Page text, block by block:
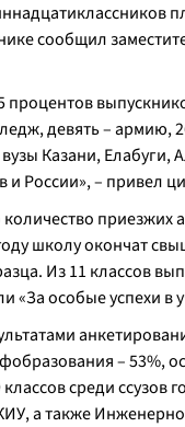
сообщил
процентов
девять – армию,
Казани,
и России», – привел
школу окончат
Из 11 классов
«За особые успехи в
–
среди
а также